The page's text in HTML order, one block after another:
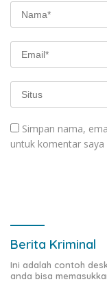
Simpan nama,
untuk komentar saya
Berita Kriminal
Ini adalah contoh
anda bisa